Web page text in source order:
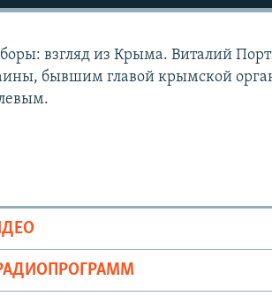
взгляд из Крыма. Виталий
бывшим главой крымской